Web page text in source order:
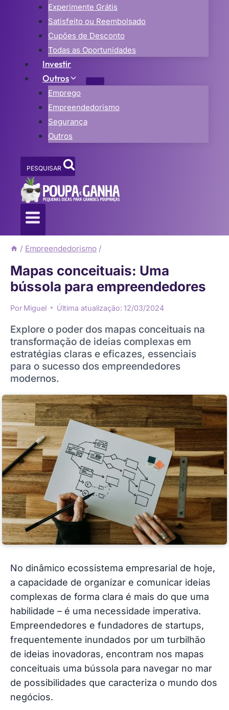
Experimente Grátis
Satisfeito ou Reembolsado
Cupões de Desconto
Todas as Oportunidades
Investir
Outros
Emprego
Empreendedorismo
Segurança
Outros
PESQUISAR
/ Empreendedorismo /
Mapas conceituais: Uma
bússola para empreendedores
Por Miguel Última atualização: 12/03/2024
Explore o poder dos mapas conceituais na
transformação de ideias complexas em
estratégias claras e eficazes, essenciais
para o sucesso dos empreendedores
modernos.
No dinâmico ecossistema empresarial de hoje,
a capacidade de organizar e comunicar ideias
complexas de forma clara é mais do que uma
habilidade – é uma necessidade imperativa.
Empreendedores e fundadores de startups,
frequentemente inundados por um turbilhão
de ideias inovadoras, encontram nos mapas
conceituais uma bússola para navegar no mar
de possibilidades que caracteriza o mundo dos
negócios.